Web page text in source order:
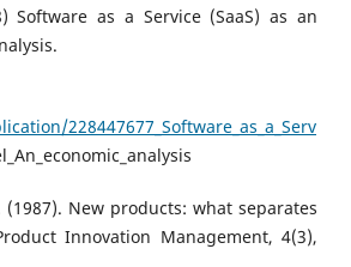
Software as a Service (SaaS) as an
228447677_Software_as_a_Serv
(1987). New products: what separates
Innovation Management, 4(3),